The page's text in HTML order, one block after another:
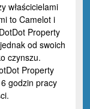
właścicielami
to Camelot i
Property
od swoich
czynszu.
Property
godzin pracy